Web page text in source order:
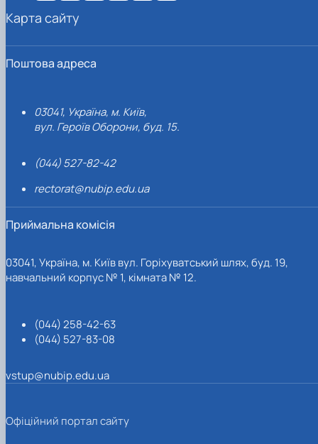
Поштова адреса
03041, Україна, м. Київ,
вул. Героїв Оборони, буд. 15.
(044) 527-82-42
rectorat@nubip.edu.ua
Приймальна комісія
03041, Україна, м. Київ вул. Горіхуватський шлях, буд. 19,
навчальний корпус № 1, кімната № 12.
(044) 258-42-63
(044) 527-83-08
vstup@nubip.edu.ua
Карта сайту
Офіційний портал сайту